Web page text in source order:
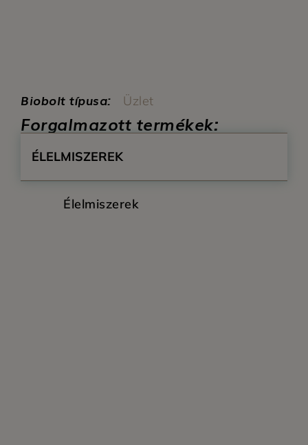
Biobolt típusa: Üzlet
Forgalmazott termékek:
ÉLELMISZEREK
Élelmiszerek